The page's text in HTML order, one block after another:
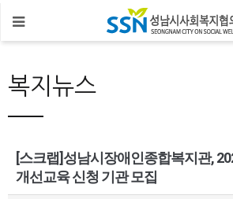
복지뉴스
[스크랩]성남시장애인종합복지관,
개선교육 신청 기관 모집